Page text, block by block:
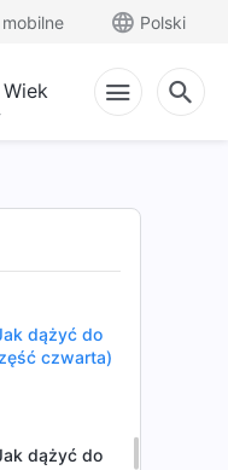
Polski
dążyć do
druga)
dążyć do
trzecia)
dążyć do
czwarta)
dążyć do